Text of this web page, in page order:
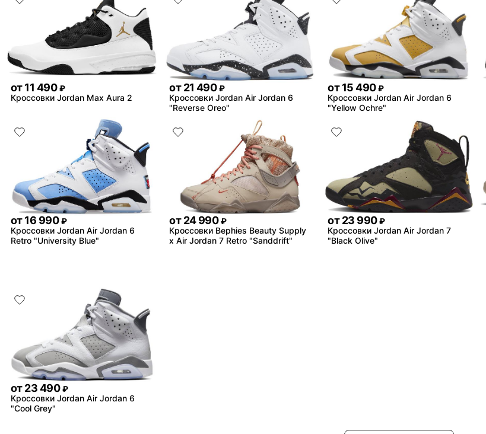
от11 490 ₽
Кроссовки Jordan Max Aura 2
от 21 490 ₽
Кроссовки Jordan Air Jordan 6
"Reverse Oreo"
от 15 490 ₽
Кроссовки Jordan Air Jordan 6
"Yellow Ochre"
от16 990 ₽
Кроссовки Jordan Air Jordan 6
Retro "University Blue"
от 24 990 ₽
Кроссовки Bephies Beauty Supply
x Air Jordan 7 Retro "Sanddrift"
от 23 990 ₽
Кроссовки Jordan Air Jordan 7
"Black Olive"
от23 490 ₽
Кроссовки Jordan Air Jordan 6
"Cool Grey"